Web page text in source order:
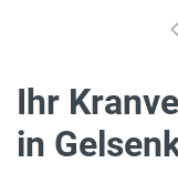
Ihr
in